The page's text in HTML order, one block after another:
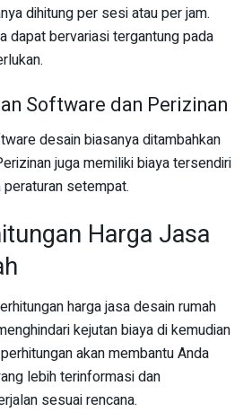
dihitung per sesi atau per jam.
dapat bervariasi tergantung pada
Software dan Perizinan
desain biasanya ditambahkan
juga memiliki biaya tersendiri
setempat.
Harga Jasa
harga jasa desain rumah
kejutan biaya di kemudian
akan membantu Anda
lebih terinformasi dan
sesuai rencana.